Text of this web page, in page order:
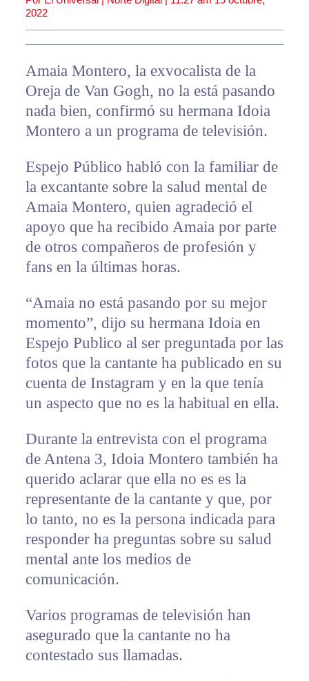
2022
Amaia Montero, la exvocalista de la
Oreja de Van Gogh, no la está pasando
nada bien, confirmó su hermana Idoia
Montero a un programa de televisión.
Espejo Público habló con la familiar de
la excantante sobre la salud mental de
Amaia Montero, quien agradeció el
apoyo que ha recibido Amaia por parte
de otros compañeros de profesión y
fans en la últimas horas.
“Amaia no está pasando por su mejor
momento”, dijo su hermana Idoia en
Espejo Publico al ser preguntada por las
fotos que la cantante ha publicado en su
cuenta de Instagram y en la que tenía
un aspecto que no es la habitual en ella.
Durante la entrevista con el programa
de Antena 3, Idoia Montero también ha
querido aclarar que ella no es es la
representante de la cantante y que, por
lo tanto, no es la persona indicada para
responder ha preguntas sobre su salud
mental ante los medios de
comunicación.
Varios programas de televisión han
asegurado que la cantante no ha
contestado sus llamadas.